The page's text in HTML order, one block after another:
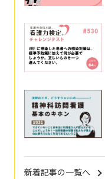
新着記事の一覧へ